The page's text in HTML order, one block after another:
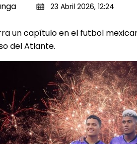
23 Abril 2026, 12:24
un capítulo en el futbol
del Atlante.